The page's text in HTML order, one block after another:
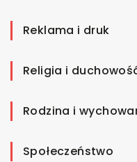
Reklama i druk
Religia i
Rodzina i
Społeczeństwo